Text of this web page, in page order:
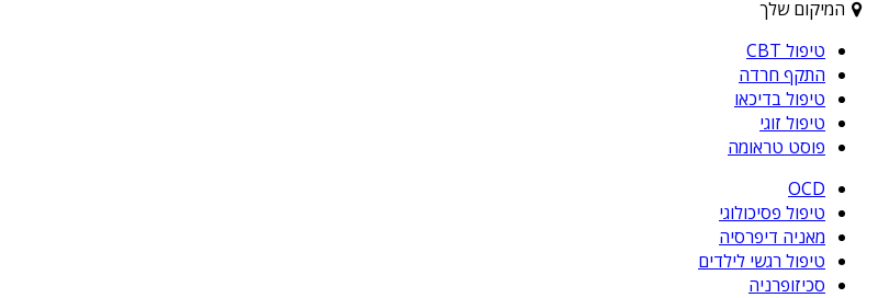
המיקום שלך
טיפול CBT
התקף חרדה
טיפול בדיכאו
טיפול זוגי
פוסט טראומה
OCD
טיפול פסיכולוגי
מאניה דיפרסיה
טיפול רגשי לילדים
סכיזופרניה